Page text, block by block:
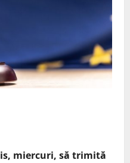
miercuri, să trimită